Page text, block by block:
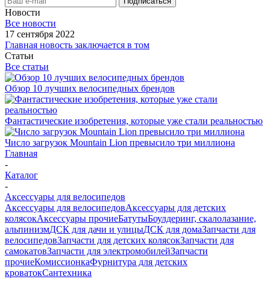
Новости
Все новости
17 сентября 2022
Главная новость заключается в том
Статьи
Все статьи
Обзор 10 лучших велосипедных брендов
Фантастические изобретения, которые уже стали реальностью
Число загрузок Mountain Lion превысило три миллиона
Главная
-
Каталог
-
Аксессуары для велосипедов
Аксессуары для велосипедовАксессуары для детских
колясокАксессуары прочиеБатутыБоулдеринг, скалолазание,
альпинизмДСК для дачи и улицыДСК для домаЗапчасти для
велосипедовЗапчасти для детских колясокЗапчасти для
самокатовЗапчасти для электромобилейЗапчасти
прочиеКомиссионкаФурнитура для детских
кроватокСантехника